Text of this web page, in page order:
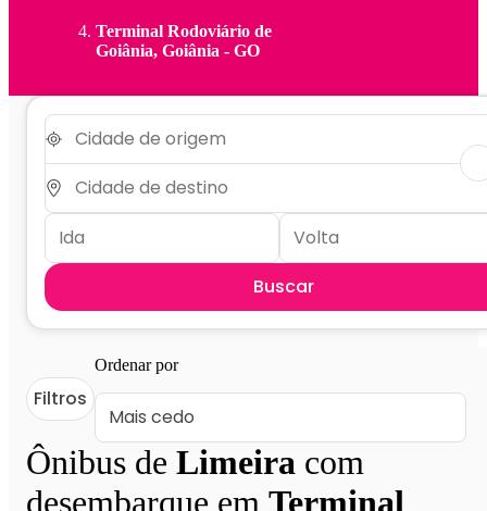
Terminal Rodoviário de
Goiânia, Goiânia - GO
Buscar
Ônibus de Limeira com
desembarque em Terminal
Filtros
Ordenar por